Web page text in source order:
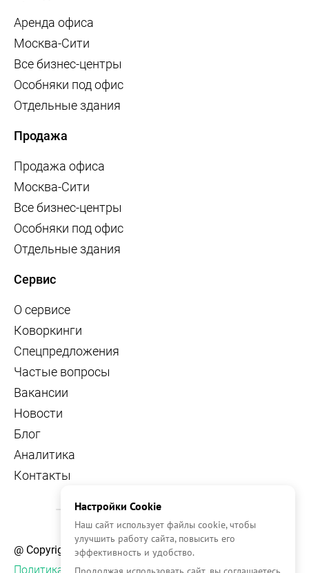
Аренда офиса
Москва-Сити
Все бизнес-центры
Особняки под офис
Отдельные здания
Продажа
Продажа офиса
Москва-Сити
Все бизнес-центры
Особняки под офис
Отдельные здания
Сервис
О сервисе
Коворкинги
Спецпредложения
Частые вопросы
Вакансии
Новости
Блог
Аналитика
Контакты
@ Copyright, 2026 OFFICE NAVIGATOR
Политика конфиденциальности
Настройки Cookie
Наш сайт использует файлы cookie, чтобы
улучшить работу сайта, повысить его
эффективность и удобство.